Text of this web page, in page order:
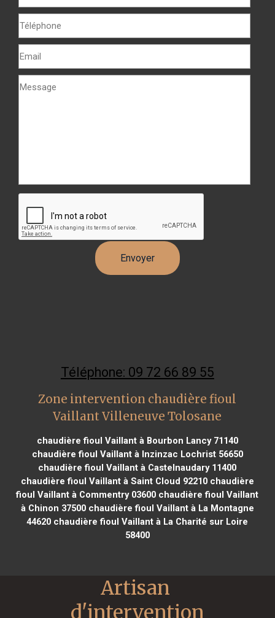
Téléphone: 09 72 66 89 55
Zone intervention chaudière fioul
Vaillant Villeneuve Tolosane
chaudière fioul Vaillant à Bourbon Lancy 71140
chaudière fioul Vaillant à Inzinzac Lochrist 56650
chaudière fioul Vaillant à Castelnaudary 11400
chaudière fioul Vaillant à Saint Cloud 92210chaudière
fioul Vaillant à Commentry 03600 chaudière fioul Vaillant
à Chinon 37500chaudière fioul Vaillant à La Montagne
44620 chaudière fioul Vaillant à La Charité sur Loire
58400
Artisan
d'intervention